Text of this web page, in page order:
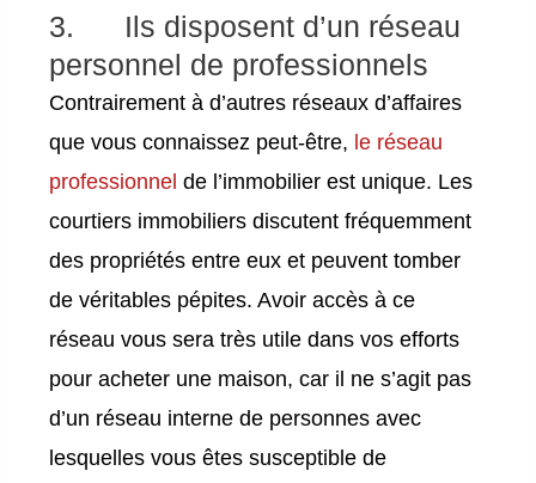
3. Ils disposent d’un réseau
personnel de professionnels
Contrairement à d’autres réseaux d’affaires
que vous connaissez peut-être, le réseau
professionnel de l’immobilier est unique. Les
courtiers immobiliers discutent fréquemment
des propriétés entre eux et peuvent tomber
de véritables pépites. Avoir accès à ce
réseau vous sera très utile dans vos efforts
pour acheter une maison, car il ne s’agit pas
d’un réseau interne de personnes avec
lesquelles vous êtes susceptible de